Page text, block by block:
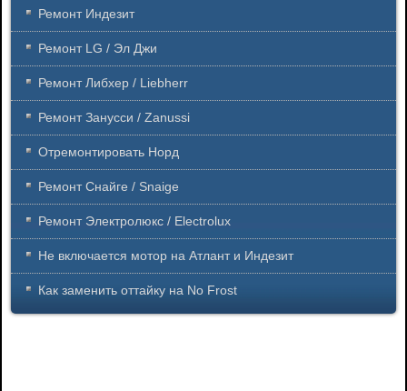
Ремонт Индезит
Ремонт LG / Эл Джи
Ремонт Либхер / Liebherr
Ремонт Занусси / Zanussi
Отремонтировать Норд
Ремонт Снайге / Snaige
Ремонт Электролюкс / Electrolux
Не включается мотор на Атлант и Индезит
Как заменить оттайку на No Frost